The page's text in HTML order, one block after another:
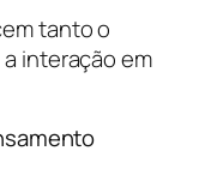
tanto o
interação em